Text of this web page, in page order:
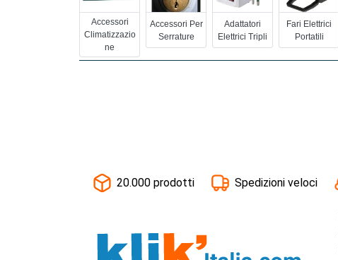
Accessori
Climatizzazio
Ne
Accessori Per
Serrature
Adattatori
Elettrici Tripli
Fari Elettrici
Portatili
20.000 prodotti Spedizioni veloci